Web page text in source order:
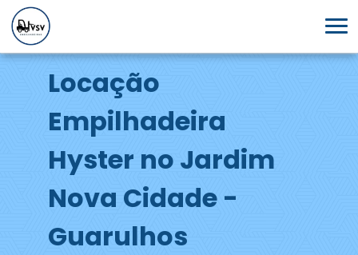
Locação
Empilhadeira
Hyster no Jardim
Nova Cidade -
Guarulhos